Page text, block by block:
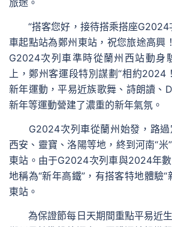
“搭客您好，接待搭乘搭座G2024
車起點站為鄭州東站，祝您旅途高興
G2024次列車準時從蘭州西站動身
上，鄭州客運段特別謀劃“相約2024
新年運動，平易近族歌舞、詩朗讀、
新年等運動營建了濃重的新年氣氛。
G2024次列車從蘭州始發，路過
西安、靈寶、洛陽等地，終到河南“米
東站。由于G2024次列車與2024年
地稱為“新年高鐵”，有搭客特地體驗“
東站。
為保證節每日天期間重點平易近生